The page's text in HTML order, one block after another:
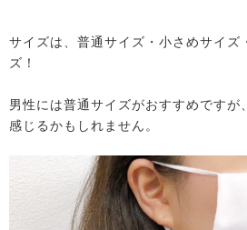
サイズは、普通サイズ・小さめサイズ
ズ！
男性には普通サイズがおすすめですが
感じるかもしれません。